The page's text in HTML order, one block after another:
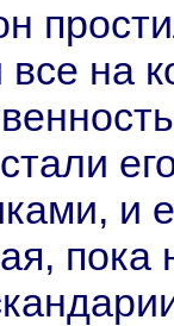
все нa
и
пока